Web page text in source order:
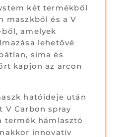
két termékből
maszkból és a V
amelyek
lehetővé
sima és
kapjon az arcon
hatóideje után
V Carbon spray
termék hámlasztó
innovatív